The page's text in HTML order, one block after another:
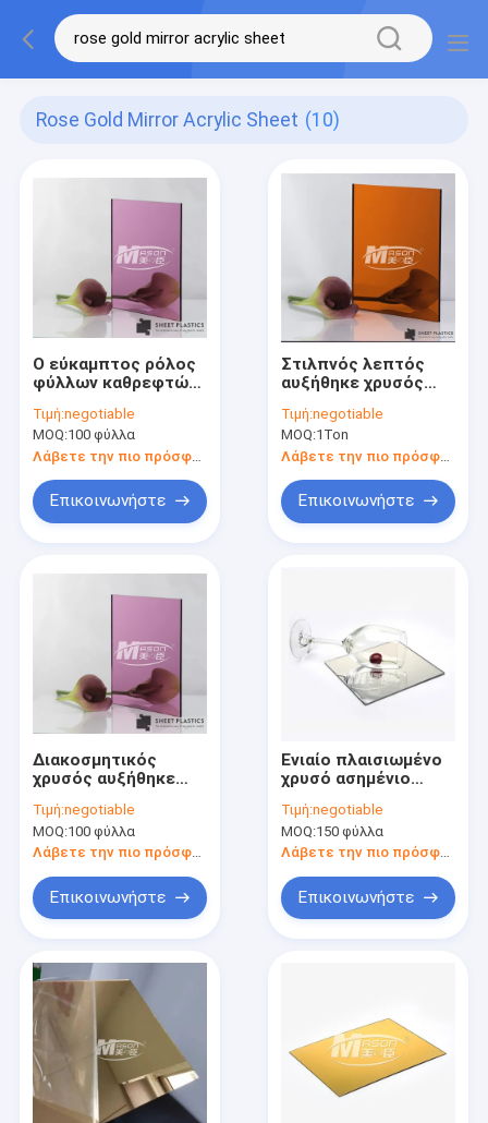
Rose Gold Mirror Acrylic Sheet (10)
Ο εύκαμπτος ρόλος
φύλλων καθρεφτών
ακρυλικό φύλλο 4x8
καθρεφτών
Τιμή:negotiable
MOQ:100 φύλλα
Λάβετε την πιο πρόσφατη τιμή
Επικοινωνήστε
Στιλπνός λεπτός
αυξήθηκε χρυσός
1.22x1.83m
καθρεφτών
Τιμή:negotiable
MOQ:1Ton
Επικοινωνήστε
Διακοσμητικός
χρυσός αυξήθηκε
ακρυλικό φύλλο
καθρεφτών 3mm για
την κοπή λέιζερ
Τιμή:negotiable
MOQ:100 φύλλα
Λάβετε την πιο πρόσφατη τιμή
Επικοινωνήστε
Ενιαίο πλαισιωμένο
χρυσό ασημένιο
φύλλων φύλλων
PMMA καθρεφτών
ακρυλικό
Τιμή:negotiable
MOQ:150 φύλλα
Επικοινωνήστε